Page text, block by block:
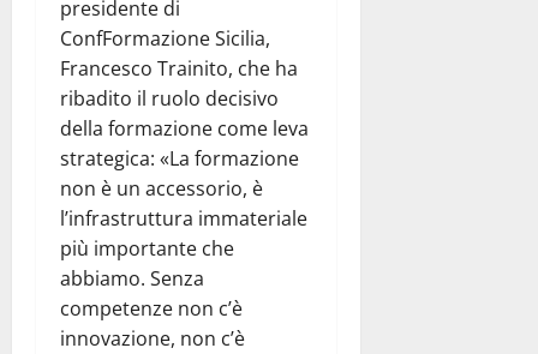
presidente di
ConfFormazione Sicilia,
Francesco Trainito, che ha
ribadito il ruolo decisivo
della formazione come leva
strategica: «La formazione
non è un accessorio, è
l’infrastruttura immateriale
più importante che
abbiamo. Senza
competenze non c’è
innovazione, non c’è